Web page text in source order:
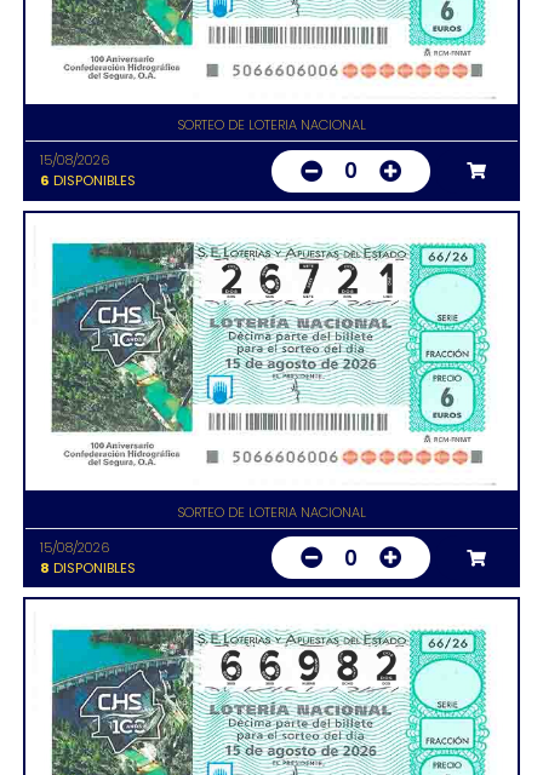
SORTEO DE LOTERIA NACIONAL
15/08/2026
6 DISPONIBLES 0
SORTEO DE LOTERIA NACIONAL
15/08/2026
8 DISPONIBLES 0